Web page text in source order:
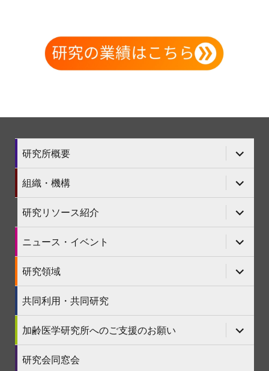
研究所概要
ブ
メ
ニ
ュ
ー
を
展
開
組織・機構
ブ
メ
ニ
ュ
ー
を
展
開
研究リソース紹介
ブ
メ
ニ
ュ
ー
を
展
開
ニュース・イベント
ブ
メ
ニ
ュ
ー
開
研究領域
ブ
メ
ー
を
展
開
共同利用・共同研究
加齢医学研究所へのご支援のお願い
ブ
メ
研究会同窓会